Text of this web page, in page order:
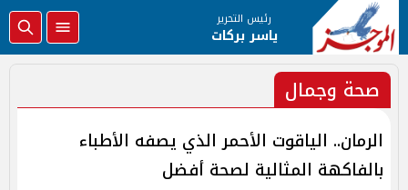
رئيس التحرير
ياسر بركات
صحة وجمال
الرمان.. الياقوت الأحمر الذي يصفه الأطباء
بالفاكهة المثالية لصحة أفضل